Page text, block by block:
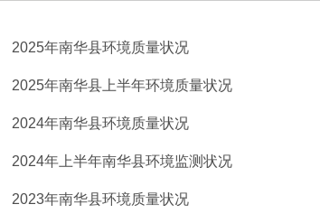
2025年南华县环境质量状况
2025年南华县上半年环境质量状况
2024年南华县环境质量状况
2024年上半年南华县环境监测状况
2023年南华县环境质量状况